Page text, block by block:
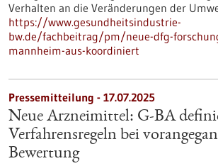
Verhalten an die Veränderungen der
https://www.gesundheitsindustrie-
bw.de/fachbeitrag/pm/neue-dfg-
mannheim-aus-koordiniert
Pressemitteilung - 17.07.2025
Neue Arzneimittel: G-BA
Verfahrensregeln bei
Bewertung